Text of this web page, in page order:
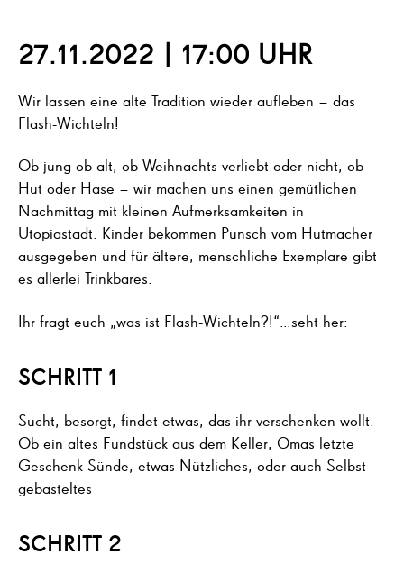
27.11.2022 | 17:00 UHR
Wir lassen eine alte Tradition wieder aufleben – das
Flash-Wichteln!
Ob jung ob alt, ob Weihnachts-verliebt oder nicht, ob
Hut oder Hase – wir machen uns einen gemütlichen
Nachmittag mit kleinen Aufmerksamkeiten in
Utopiastadt. Kinder bekommen Punsch vom Hutmacher
ausgegeben und für ältere, menschliche Exemplare gibt
es allerlei Trinkbares.
Ihr fragt euch „was ist Flash-Wichteln?!“…seht her:
SCHRITT 1
Sucht, besorgt, findet etwas, das ihr verschenken wollt.
Ob ein altes Fundstück aus dem Keller, Omas letzte
Geschenk-Sünde, etwas Nützliches, oder auch Selbst-
gebasteltes
SCHRITT 2